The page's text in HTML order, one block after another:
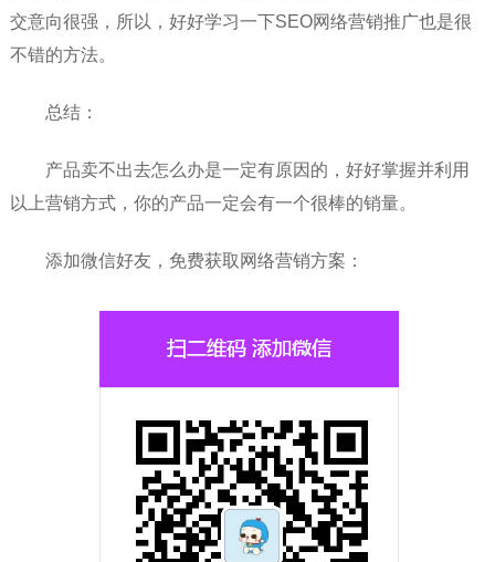
交意向很强，所以，好好学习一下SEO网络营销推广也是很
不错的方法。
总结：
产品卖不出去怎么办是一定有原因的，好好掌握并利用
以上营销方式，你的产品一定会有一个很棒的销量。
添加微信好友，免费获取网络营销方案：